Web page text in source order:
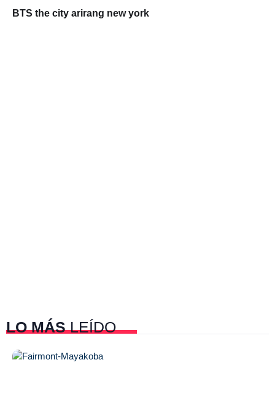
BTS the city arirang new york
LO MÁSLEÍDO